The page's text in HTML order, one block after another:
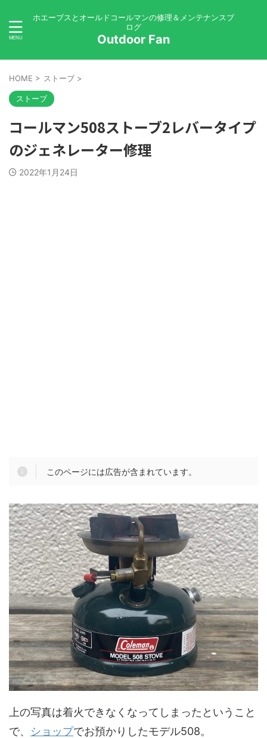
ホエーブスとオールドコールマンの修理＆メンテナンスブ
ログ
Outdoor Fan
HOME > ストーブ >
ストーブ
コールマン508ストーブ2レバータイプ
のジェネレーター修理
2022年1月24日
このページには広告が含まれています。
上の写真は着火できなくなってしまったということ
で、 ショップでお預かりしたモデル508。